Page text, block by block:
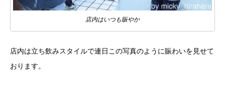
店内はいつも賑やか
店内は立ち飲みスタイルで連日この写真のように賑わいを見せて
おります。